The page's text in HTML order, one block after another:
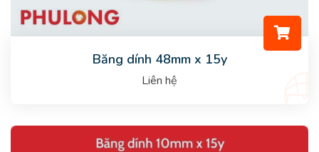
Băng dính 48mm x 15y
Liên hệ